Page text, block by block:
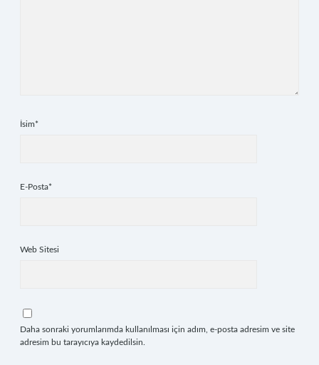
İsim*
E-Posta*
Web Sitesi
Daha sonraki yorumlarımda kullanılması için adım, e-posta adresim ve site
adresim bu tarayıcıya kaydedilsin.